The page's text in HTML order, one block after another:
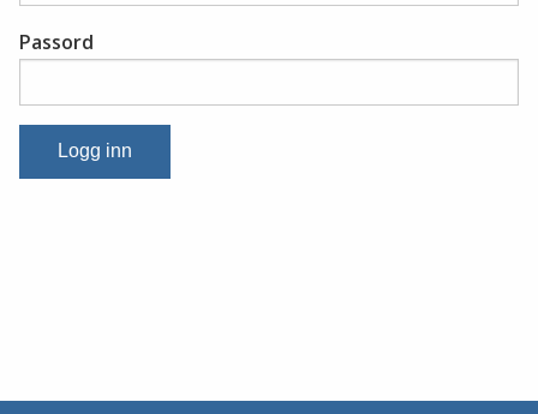
Passord
Logg inn